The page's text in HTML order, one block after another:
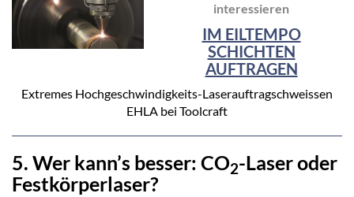
interessieren
IM EILTEMPO
SCHICHTEN
AUFTRAGEN
Extremes Hochgeschwindigkeits-Laserauftragschweissen
EHLA bei Toolcraft
5. Wer kann’s besser: CO2-Laser oder
Festkörperlaser?